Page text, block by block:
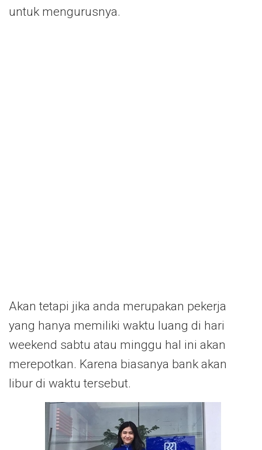
untuk mengurusnya.
Akan tetapi jika anda merupakan pekerja
yang hanya memiliki waktu luang di hari
weekend sabtu atau minggu hal ini akan
merepotkan. Karena biasanya bank akan
libur di waktu tersebut.